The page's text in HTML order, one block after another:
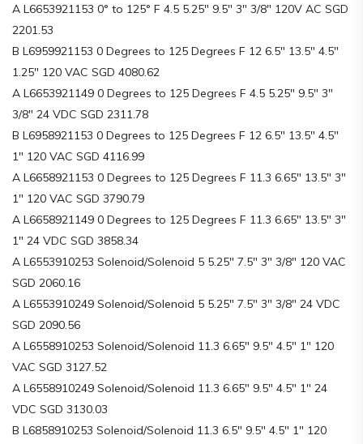
A L6653921153 0° to 125° F 4.5 5.25″ 9.5″ 3″ 3/8″ 120V AC SGD
2201.53
B L6959921153 0 Degrees to 125 Degrees F 12 6.5″ 13.5″ 4.5″
1.25″ 120 VAC SGD 4080.62
A L6653921149 0 Degrees to 125 Degrees F 4.5 5.25″ 9.5″ 3″
3/8″ 24 VDC SGD 2311.78
B L6958921153 0 Degrees to 125 Degrees F 12 6.5″ 13.5″ 4.5″
1″ 120 VAC SGD 4116.99
A L6658921153 0 Degrees to 125 Degrees F 11.3 6.65″ 13.5″ 3″
1″ 120 VAC SGD 3790.79
A L6658921149 0 Degrees to 125 Degrees F 11.3 6.65″ 13.5″ 3″
1″ 24 VDC SGD 3858.34
A L6553910253 Solenoid/Solenoid 5 5.25″ 7.5″ 3″ 3/8″ 120 VAC
SGD 2060.16
A L6553910249 Solenoid/Solenoid 5 5.25″ 7.5″ 3″ 3/8″ 24 VDC
SGD 2090.56
A L6558910253 Solenoid/Solenoid 11.3 6.65″ 9.5″ 4.5″ 1″ 120
VAC SGD 3127.52
A L6558910249 Solenoid/Solenoid 11.3 6.65″ 9.5″ 4.5″ 1″ 24
VDC SGD 3130.03
B L6858910253 Solenoid/Solenoid 11.3 6.5″ 9.5″ 4.5″ 1″ 120